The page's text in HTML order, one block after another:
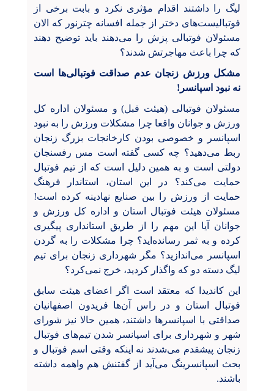
لیگ را داشتند اقدام مؤثری نکرد و بابت برخی از
فوتبالیست‌های دختر از جمله افسانه چترنور که الان
مسئولان فوتبالی پزش را می‌دهند باید توضیح دهند
که چرا باعث مهاجرتش شدند؟
مشکل ورزش زنجان عدم صداقت فوتبالی‌ها است
نه نبود اسپانسر!
مسئولان فوتبالی (هیئت قبل) و مسئولان اداره کل
ورزش و جوانان واقعا چرا مشکلات ورزش را به نبود
اسپانسر و خصوصی بودن کارخانجات بزرگ زنجان
ربط می‌دهید؟ چه کسی گفته است مس رفسنجان
دولتی است و به همین دلیل است که از تیم فوتبال
حمایت می‌کند؟ در این استان، استاندار فرهنگ
حمایت از ورزش را بین صنایع نهادینه کرده است!
مسئولان هیئت فوتبال استان و اداره کل ورزش و
جوانان آیا این مهم را از طریق استانداری پیگیری
کرده و به ثمر رسانده‌اید؟ چرا مشکلات را به گردن
اسپانسر می‌اندازید؟ مگر شهرداری زنجان برای تیم
لیگ دسته دو که واگذار کردید، خرج نمی‌کرد؟
این کاندیدا که معتقد است اگر اعضای هیئت سابق
فوتبال استان و در راس آن‌ها فریدون اصفهانیان
صداقتی با اسپانسرها داشتند، همین حالا نیز شورای
شهر و شهرداری برای اسپانسر شدن تیم‌های فوتبال
زنجان پیشقدم می‌شدند نه اینکه وقتی اسم فوتبال و
بحث اسپانسرینگ می‌آید از گفتنش هم واهمه داشته
باشند.